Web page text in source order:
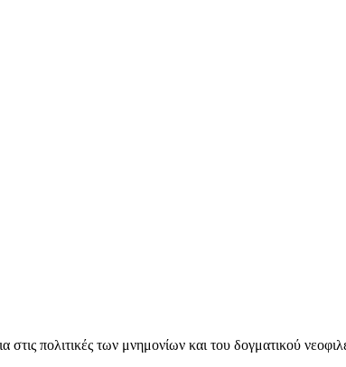
πολιτικές των μνημονίων και του δογματικού